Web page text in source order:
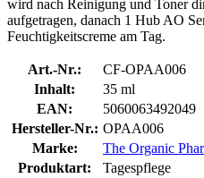
wird nach Reinigung und Toner
aufgetragen, danach 1 Hub AO
Feuchtigkeitscreme am Tag.
Art.-Nr.:
CF-OPAA006
Inhalt:
35 ml
EAN:
5060063492049
Hersteller-Nr.: OPAA006
Marke:
The Organic
Produktart:
Tagespflege